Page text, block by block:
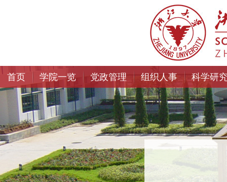
首页 学院一览 党政管理 组织人事 科学研